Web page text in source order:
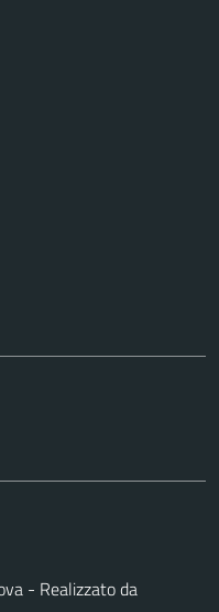
- Realizzato da